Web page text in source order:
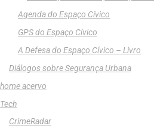
Agenda do Espaço Cívico
GPS do Espaço Cívico
A Defesa do Espaço Cívico – Livro
Diálogos sobre Segurança Urbana
home acervo
Tech
CrimeRadar